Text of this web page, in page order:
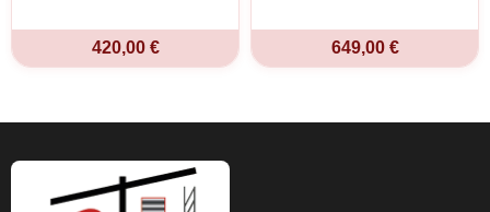
420,00 € 649,00 €